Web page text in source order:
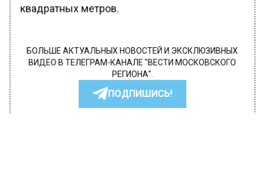
квадратных метров.
БОЛЬШЕ АКТУАЛЬНЫХ НОВОСТЕЙ И ЭКСКЛЮЗИВНЫХ
ВИДЕО В ТЕЛЕГРАМ-КАНАЛЕ "ВЕСТИ МОСКОВСКОГО
РЕГИОНА".
ПОДПИШИСЬ!